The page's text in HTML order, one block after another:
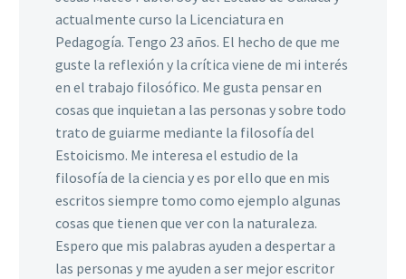
actualmente curso la Licenciatura en
Pedagogía. Tengo 23 años. El hecho de que me
guste la reflexión y la crítica viene de mi interés
en el trabajo filosófico. Me gusta pensar en
cosas que inquietan a las personas y sobre todo
trato de guiarme mediante la filosofía del
Estoicismo. Me interesa el estudio de la
filosofía de la ciencia y es por ello que en mis
escritos siempre tomo como ejemplo algunas
cosas que tienen que ver con la naturaleza.
Espero que mis palabras ayuden a despertar a
las personas y me ayuden a ser mejor escritor